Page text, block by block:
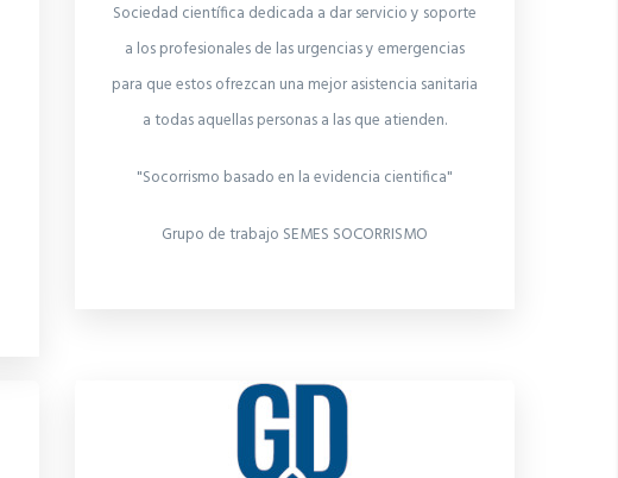
Sociedad científica dedicada a dar servicio y soporte
a los profesionales de las urgencias y emergencias
para que estos ofrezcan una mejor asistencia sanitaria
a todas aquellas personas a las que atienden.
"Socorrismo basado en la evidencia cientifica"
Grupo de trabajo SEMES SOCORRISMO